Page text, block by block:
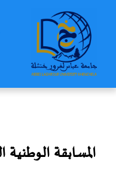
المسابقة الوطنية